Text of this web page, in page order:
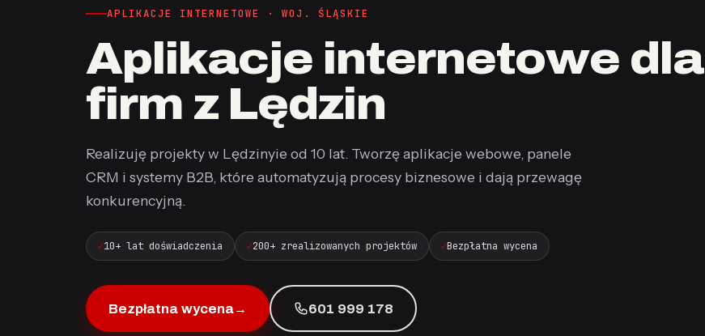
APLIKACJE INTERNETOWE · WOJ. ŚLĄSKIE
Aplikacje internetowe dla
firm z Lędzin
Realizuję projekty w Lędzinyie od 10 lat. Tworzę aplikacje webowe, panele
CRM i systemy B2B, które automatyzują procesy biznesowe i dają przewagę
konkurencyjną.
10+ lat doświadczenia 200+ zrealizowanych projektów Bezpłatna wycena
Bezpłatna wycena→ 601 999 178